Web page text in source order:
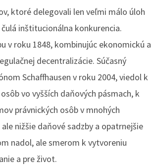
ktoré delegovali len veľmi málo úloh
inštitucionálna konkurencia.
v roku 1848, kombinujúc ekonomickú a
decentralizácie. Súčasný
Schaffhausen v roku 2004, viedol k
vo vyšších daňových pásmach, k
právnických osôb v mnohých
nižšie daňové sadzby a opatrnejšie
nadol, ale smerom k vytvoreniu
a pre život.